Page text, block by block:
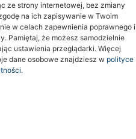
ze strony internetowej, bez zmiany
na ich zapisywanie w Twoim
w celach zapewnienia poprawnego i
Pamiętaj, że możesz samodzielnie
ustawienia przeglądarki. Więcej
dane osobowe znajdziesz w polityce